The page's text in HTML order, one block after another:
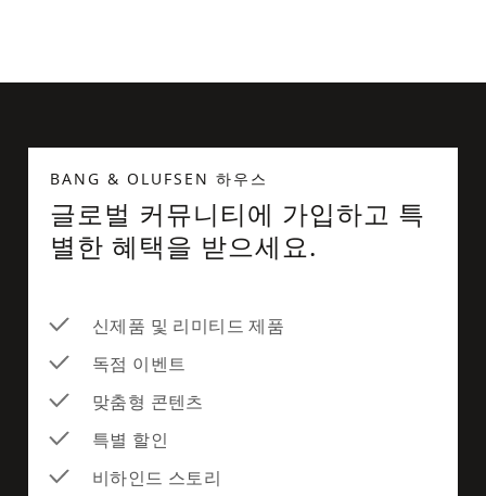
BANG & OLUFSEN 하우스
글로벌 커뮤니티에 가입하고 특
별한 혜택을 받으세요.
신제품 및 리미티드 제품
독점 이벤트
맞춤형 콘텐츠
특별 할인
비하인드 스토리